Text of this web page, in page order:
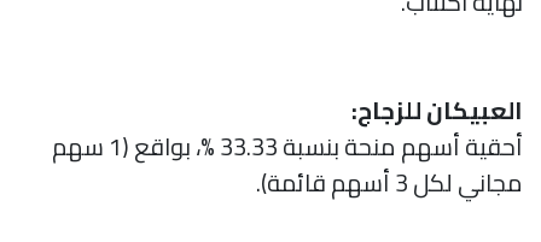
العبيكان للزجاج:
أحقية أسهم منحة بنسبة 33.33 %، بواقع (1 سهم
مجاني لكل 3 أسهم قائمة).